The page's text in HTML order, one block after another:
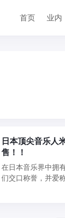
首页 业内
日本顶尖音乐人
售！！
在日本音乐界中拥
们交口称誉，并爱